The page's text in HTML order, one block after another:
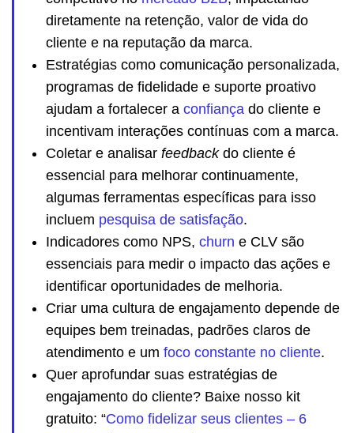
diretamente na retenção, valor de vida do
cliente e na reputação da marca.
Estratégias como comunicação personalizada,
programas de fidelidade e suporte proativo
ajudam a fortalecer a confiança do cliente e
incentivam interações contínuas com a marca.
Coletar e analisar feedbackdo cliente é
essencial para melhorar continuamente,
algumas ferramentas específicas para isso
incluem pesquisa de satisfação.
Indicadores como NPS, churn e CLV são
essenciais para medir o impacto das ações e
identificar oportunidades de melhoria.
Criar uma cultura de engajamento depende de
equipes bem treinadas, padrões claros de
atendimento e um foco constante no cliente.
Quer aprofundar suas estratégias de
engajamento do cliente? Baixe nosso kit
gratuito: “Como fidelizar seus clientes – 6